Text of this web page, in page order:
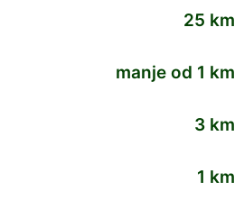
25 km
manje od 1 km
3 km
1 km